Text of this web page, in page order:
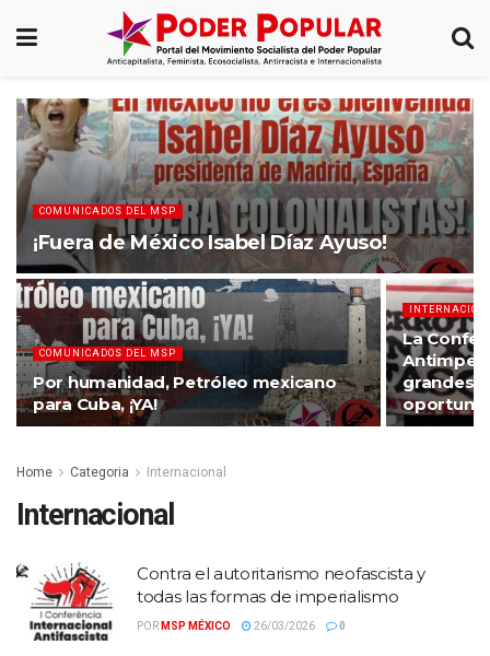
COMUNICADOS DEL MSP
¡Fuera de México Isabel Díaz Ayuso!
COMUNICADOS DEL MSP
Por humanidad, Petróleo mexicano
para Cuba, ¡YA!
La
grandes
Home Categoria Internacional
Internacional
Contra el autoritarismo neofascista y
todas las formas de imperialismo
POR MSP MÉXICO 26/03/2026 0